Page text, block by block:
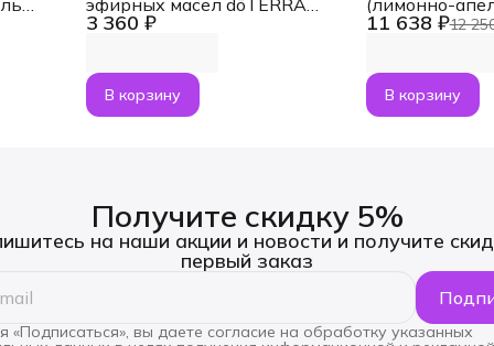
3 360 ₽
эфирных масел dōTERRA
Touch Neshama, роллер 10 мл
В корзину
11 638 ₽12
(лимонно-
коллагеном +
В корзину
Получите скидку 5%
на наши акции и новости и получите
первый заказ
«Подписаться», вы даете согласие на обработку указанных